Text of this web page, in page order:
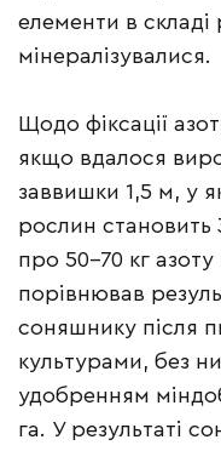
елементи в
мінералізувалися.
Щодо фіксації
якщо вдалося
заввишки 1,5 м, у
рослин становить
про 50–70 кг
порівнював
соняшнику після
культурами, без
удобренням
га. У результаті